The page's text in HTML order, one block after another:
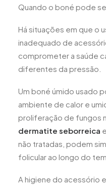
Quando o boné pode
Há situações em que o
inadequado de
comprometer a saúde
diferentes da pressão.
Um boné úmido usado
ambiente de calor e
proliferação de fungos
dermatite seborreica
não tratadas, podem
folicular ao longo do
A higiene do acessório